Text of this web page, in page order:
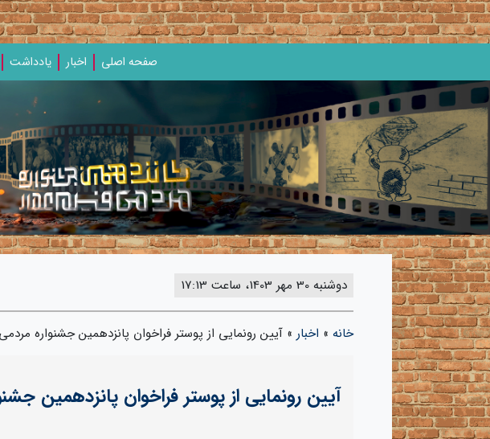
صفحه اصلی اخبار یادداشت‌
دوشنبه 30 مهر 1403، ساعت 17:13
خانه » اخبار » آیین رونمایی از پوستر فراخوان پانزدهمین جشنواره
آیین رونمایی از پوستر فراخوان پانزدهمین